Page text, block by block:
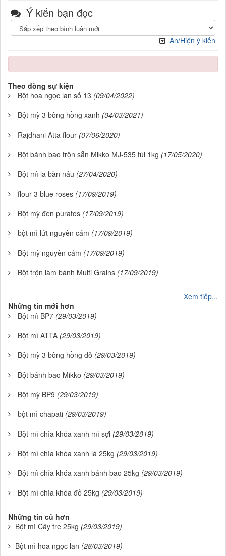
Ý kiến bạn đọc
Ẩn/Hiện ý kiến
Theo dòng sự kiện
Bột hoa ngọc lan số 13 (09/04/2022)
Bột mỳ 3 bông hồng xanh (04/03/2021)
Rajdhani Atta flour (07/06/2020)
Bột bánh bao trộn sẵn Mikko MJ-535 túi 1kg (17/05/2020)
Bột mì la bàn nâu (27/04/2020)
flour 3 blue roses (17/09/2019)
Bột mỳ đen puratos (17/09/2019)
bột mì lứt nguyên cám (17/09/2019)
Bột mỳ nguyên cám (17/09/2019)
Bột trộn làm bánh Multi Grains (17/09/2019)
Xem tiếp...
Những tin mới hơn
Bột mì BP7 (29/03/2019)
Bột mì ATTA (29/03/2019)
Bột mỳ 3 bông hồng đỏ (29/03/2019)
Bột bánh bao Mikko (29/03/2019)
Bột mỳ BP9 (29/03/2019)
bột mì chapati (29/03/2019)
Bột mì chìa khóa xanh mì sợi (29/03/2019)
Bột mì chìa khóa xanh lá 25kg (29/03/2019)
Bột mì chìa khóa xanh bánh bao 25kg (29/03/2019)
Bột mì chìa khóa đỏ 25kg (29/03/2019)
Những tin cũ hơn
Bột mì Cây tre 25kg (29/03/2019)
Bột mì hoa ngọc lan (28/03/2019)